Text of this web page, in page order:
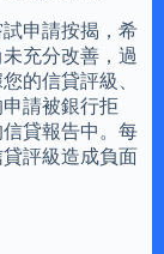
申請按揭，希
充分改善，過
的信貸評級、
請被銀行拒
貸報告中。每
評級造成負面